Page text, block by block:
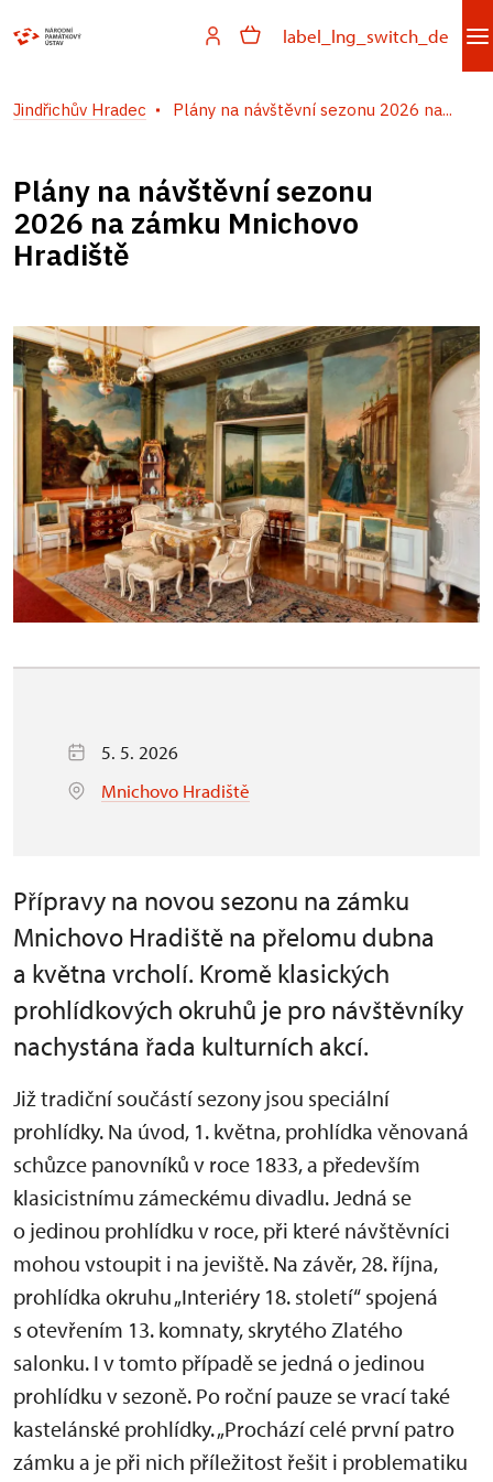
label_lng_switch_de
Jindřichův Hradec Plány na návštěvní sezonu 2026 na...
Plány na návštěvní sezonu
2026 na zámku Mnichovo
Hradiště
5. 5. 2026
Mnichovo Hradiště
Přípravy na novou sezonu na zámku
Mnichovo Hradiště na přelomu dubna
a května vrcholí. Kromě klasických
prohlídkových okruhů je pro návštěvníky
nachystána řada kulturních akcí.
Již tradiční součástí sezony jsou speciální
prohlídky. Na úvod, 1. května, prohlídka věnovaná
schůzce panovníků v roce 1833, a především
klasicistnímu zámeckému divadlu. Jedná se
o jedinou prohlídku v roce, při které návštěvníci
mohou vstoupit i na jeviště. Na závěr, 28. října,
prohlídka okruhu „Interiéry 18. století“ spojená
s otevřením 13. komnaty, skrytého Zlatého
salonku. I v tomto případě se jedná o jedinou
prohlídku v sezoně. Po roční pauze se vrací také
kastelánské prohlídky. „Prochází celé první patro
zámku a je při nich příležitost řešit i problematiku